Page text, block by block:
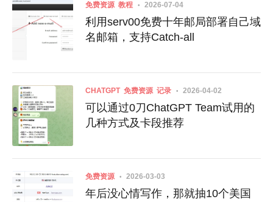
免费资源 教程 2026-07-04
利用serv00免费十年邮局部署自己域
名邮箱，支持Catch-all
CHATGPT 免费资源 记录 2026-04-02
可以通过0刀ChatGPT Team试用的
几种方式及卡段推荐
免费资源 2026-03-03
年后没心情写作，那就抽10个美国